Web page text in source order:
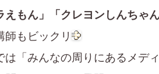
えもん」「クレヨンしんちゃん
師もビックリ
は「みんなの周りにあるメデ